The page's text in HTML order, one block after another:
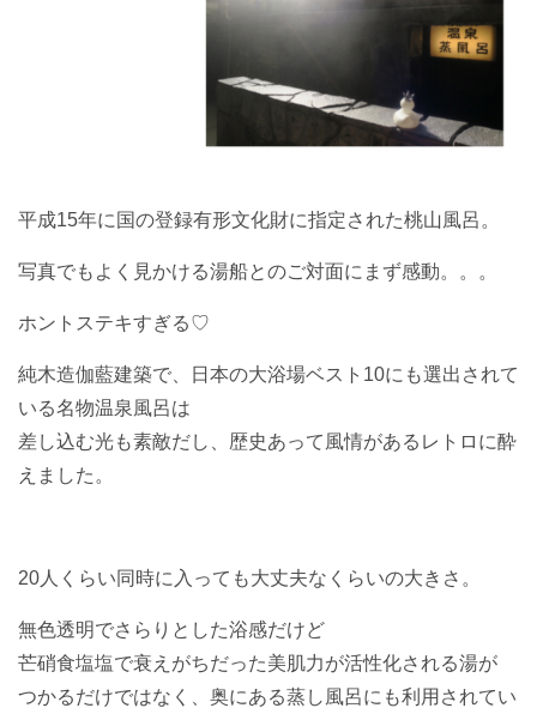
平成15年に国の登録有形文化財に指定された桃山風呂。
写真でもよく見かける湯船とのご対面にまず感動。。。
ホントステキすぎる♡
純木造伽藍建築で、日本の大浴場ベスト10にも選出されて
いる名物温泉風呂は
差し込む光も素敵だし、歴史あって風情があるレトロに酔
えました。
20人くらい同時に入っても大丈夫なくらいの大きさ。
無色透明でさらりとした浴感だけど
芒硝食塩塩で衰えがちだった美肌力が活性化される湯が
つかるだけではなく、奥にある蒸し風呂にも利用されてい